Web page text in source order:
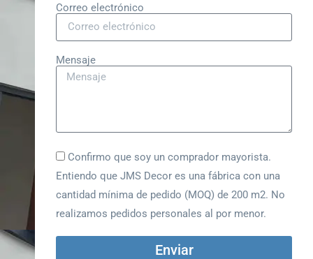
Correo electrónico
Mensaje
Confirmo que soy un comprador mayorista.
Entiendo que JMS Decor es una fábrica con una
cantidad mínima de pedido (MOQ) de 200 m2. No
realizamos pedidos personales al por menor.
Enviar